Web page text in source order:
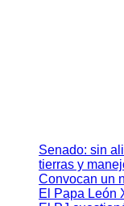
Senado: sin
tierras y
Convocan un
El Papa León